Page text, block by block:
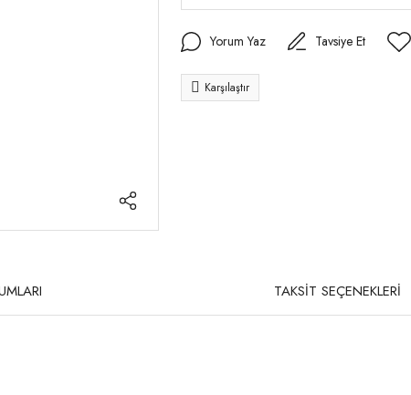
Yorum Yaz Tavsiye Et
Karşılaştır
TAKSİT SEÇENEKLERİ